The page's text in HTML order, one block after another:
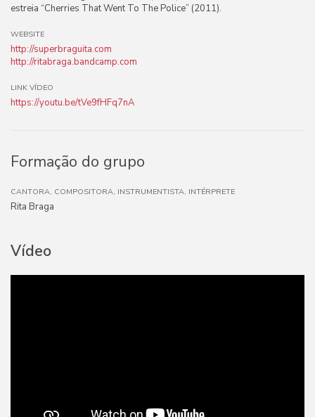
estreia “Cherries That Went To The Police” (2011).
WEBSITE
http://superbraguita.com
http://ritabraga.bandcamp.com
LINK VÍDEO
https://youtu.be/tVe9fHFq7nA
Formação do grupo
CANTORA, COMPOSITORA, INSTRUMENTISTA, INTÉRPRETE
Rita Braga
Vídeo